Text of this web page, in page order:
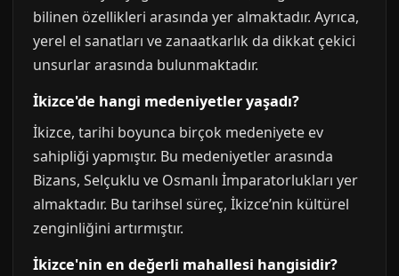
bilinen özellikleri arasında yer almaktadır. Ayrıca,
yerel el sanatları ve zanaatkarlık da dikkat çekici
unsurlar arasında bulunmaktadır.
İkizce'de hangi medeniyetler yaşadı?
İkizce, tarihi boyunca birçok medeniyete ev
sahipliği yapmıştır. Bu medeniyetler arasında
Bizans, Selçuklu ve Osmanlı İmparatorlukları yer
almaktadır. Bu tarihsel süreç, İkizce’nin kültürel
zenginliğini artırmıştır.
İkizce'nin en değerli mahallesi hangisidir?